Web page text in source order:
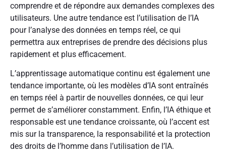
comprendre et de répondre aux demandes complexes des
utilisateurs. Une autre tendance est l’utilisation de l’IA
pour l’analyse des données en temps réel, ce qui
permettra aux entreprises de prendre des décisions plus
rapidement et plus efficacement.
L’apprentissage automatique continu est également une
tendance importante, où les modèles d’IA sont entraînés
en temps réel à partir de nouvelles données, ce qui leur
permet de s’améliorer constamment. Enfin, l’IA éthique et
responsable est une tendance croissante, où l’accent est
mis sur la transparence, la responsabilité et la protection
des droits de l’homme dans l’utilisation de l’IA.